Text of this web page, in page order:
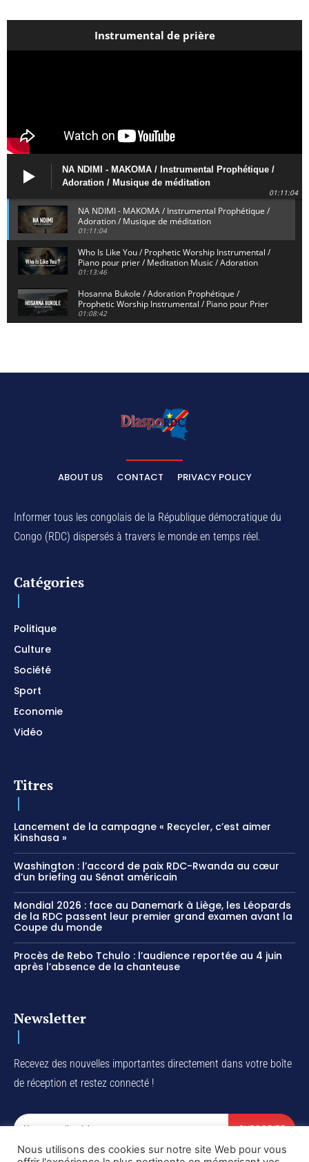
Instrumental de prière
NA NDIMI - MAKOMA / Instrumental Prophétique /
Adoration / Musique de méditation
01:11:04
NA NDIMI - MAKOMA / Instrumental Prophétique /
Adoration / Musique de méditation
01:11:04
Who Is Like You / Prophetic Worship Instrumental /
Piano pour prier / Meditation Music / Adoration
01:13:46
Hosanna Bukole / Adoration Prophétique /
Prophetic Worship Instrumental / Piano pour Prier
01:08:42
Dieu de Secours - God of Rescue / Adoration
Yahweh Sabaoth / Prophetic Worship Instrumental
/ Piano pour prier / Instrumental d'intercession
ELIKIA NA NGAI / Instrumental de Prière / 1H
01:03:38
Piano pour prier / Soaking Worship Instrumental
01:17:32
For Your Name Is Holy / Prophetic Worship
I SURRENDER / Soaking Worship Instrumental /
ABOUT US CONTACT PRIVACY POLICY
Informer tous les congolais de la République démocratique du
Congo (RDC) dispersés à travers le monde en temps réel.
Catégories
Politique
Culture
Société
Sport
Economie
Vidéo
Titres
Lancement de la campagne « Recycler, c’est aimer
Kinshasa »
Washington : l’accord de paix RDC-Rwanda au cœur
d’un briefing au Sénat américain
Mondial 2026 : face au Danemark à Liège, les Léopards
de la RDC passent leur premier grand examen avant la
Coupe du monde
Procès de Rebo Tchulo : l’audience reportée au 4 juin
après l’absence de la chanteuse
Newsletter
Recevez des nouvelles importantes directement dans votre boîte
de réception et restez connecté !
SUBSCRIBE
Nous utilisons des cookies sur notre site Web pour vous